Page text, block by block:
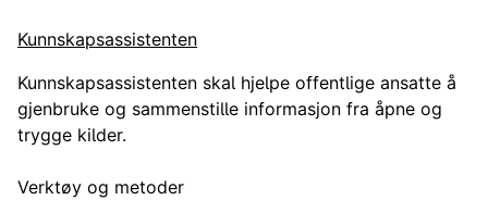
Kunnskapsassistenten
Kunnskapsassistenten skal hjelpe offentlige ansatte å
gjenbruke og sammenstille informasjon fra åpne og
trygge kilder.
Verktøy og metoder